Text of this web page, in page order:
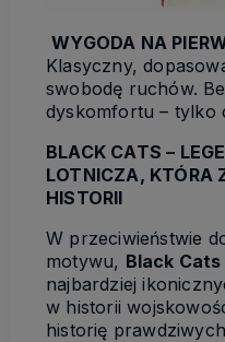
WYGODA NA
Klasyczny,
swobodę ruchów.
dyskomfortu – tylko
BLACK CATS –
LOTNICZA, KTÓRA
HISTORII
W przeciwieństwie
motywu, Black Cats
najbardziej
w historii
historię